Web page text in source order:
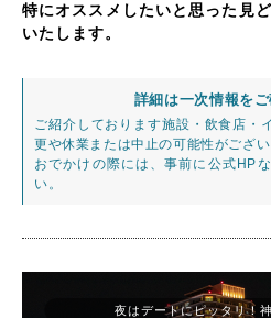
特にオススメしたいと思った見
いたします。
詳細は一次情報を
ご紹介しております施設・飲食店・
更や休業または中止の可能性がござい
おでかけの際には、事前に公式HP
い。
夜はデートにピッタリ！